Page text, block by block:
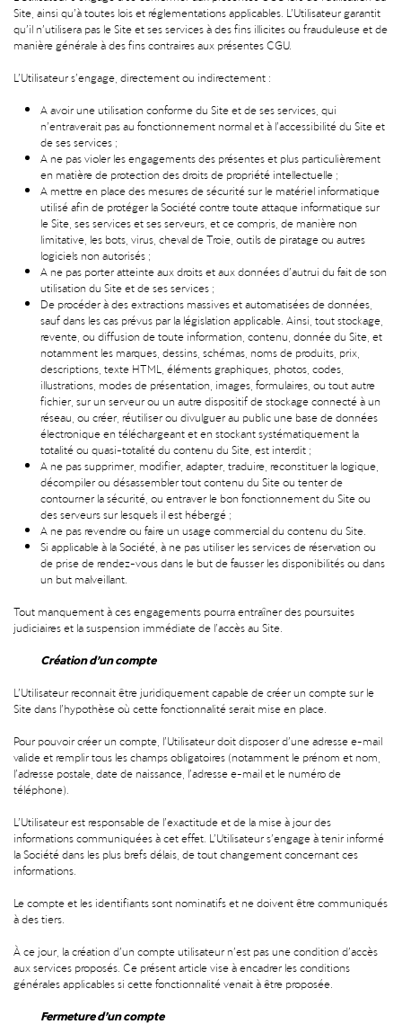
Site, ainsi qu’à toutes lois et réglementations applicables. L’Utilisateur garantit
qu’il n’utilisera pas le Site et ses services à des fins illicites ou frauduleuse et de
manière générale à des fins contraires aux présentes CGU.
L’Utilisateur s’engage, directement ou indirectement :
A avoir une utilisation conforme du Site et de ses services, qui
n’entraverait pas au fonctionnement normal et à l’accessibilité du Site et
de ses services ;
A ne pas violer les engagements des présentes et plus particulièrement
en matière de protection des droits de propriété intellectuelle ;
A mettre en place des mesures de sécurité sur le matériel informatique
utilisé afin de protéger la Société contre toute attaque informatique sur
le Site, ses services et ses serveurs, et ce compris, de manière non
limitative, les bots, virus, cheval de Troie, outils de piratage ou autres
logiciels non autorisés ;
A ne pas porter atteinte aux droits et aux données d’autrui du fait de son
utilisation du Site et de ses services ;
De procéder à des extractions massives et automatisées de données,
sauf dans les cas prévus par la législation applicable. Ainsi, tout stockage,
revente, ou diffusion de toute information, contenu, donnée du Site, et
notamment les marques, dessins, schémas, noms de produits, prix,
descriptions, texte HTML, éléments graphiques, photos, codes,
illustrations, modes de présentation, images, formulaires, ou tout autre
fichier, sur un serveur ou un autre dispositif de stockage connecté à un
réseau, ou créer, réutiliser ou divulguer au public une base de données
électronique en téléchargeant et en stockant systématiquement la
totalité ou quasi-totalité du contenu du Site, est interdit ;
A ne pas supprimer, modifier, adapter, traduire, reconstituer la logique,
décompiler ou désassembler tout contenu du Site ou tenter de
contourner la sécurité, ou entraver le bon fonctionnement du Site ou
des serveurs sur lesquels il est hébergé ;
A ne pas revendre ou faire un usage commercial du contenu du Site.
Si applicable à la Société, à ne pas utiliser les services de réservation ou
de prise de rendez-vous dans le but de fausser les disponibilités ou dans
un but malveillant.
Tout manquement à ces engagements pourra entraîner des poursuites
judiciaires et la suspension immédiate de l’accès au Site.
Création d’un compte
L’Utilisateur reconnait être juridiquement capable de créer un compte sur le
Site dans l’hypothèse où cette fonctionnalité serait mise en place.
Pour pouvoir créer un compte, l’Utilisateur doit disposer d’une adresse e-mail
valide et remplir tous les champs obligatoires (notamment le prénom et nom,
l’adresse postale, date de naissance, l’adresse e-mail et le numéro de
téléphone).
L’Utilisateur est responsable de l’exactitude et de la mise à jour des
informations communiquées à cet effet. L’Utilisateur s’engage à tenir informé
la Société dans les plus brefs délais, de tout changement concernant ces
informations.
Le compte et les identifiants sont nominatifs et ne doivent être communiqués
à des tiers.
À ce jour, la création d’un compte utilisateur n’est pas une condition d’accès
aux services proposés. Ce présent article vise à encadrer les conditions
générales applicables si cette fonctionnalité venait à être proposée.
Fermeture d’un compte